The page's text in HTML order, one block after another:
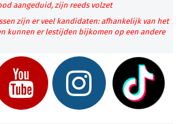
Home
Uurroosters 26-27
aangeduid, zijn reeds volzet
zijn er veel kandidaten: afhankelijk van het
kunnen er lestijden bijkomen op een andere